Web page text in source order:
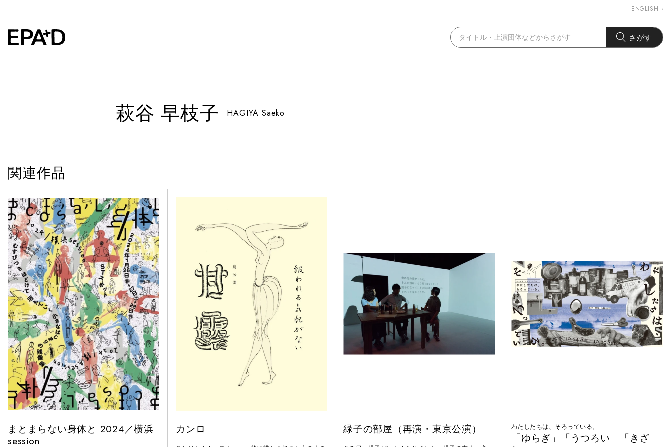
ENGLISH
さがす
萩谷 早枝子 HAGIYA Saeko
関連作品
まとまらない身体と 2024／横浜
session
カンロ 緑子の部屋（再演・東京公演） わたしたちは、そろっている。
「ゆらぎ」「うつろい」「きざ